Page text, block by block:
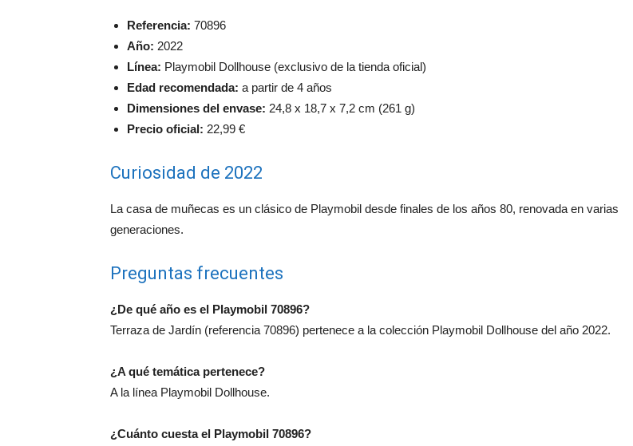
Referencia: 70896
Año: 2022
Línea: Playmobil Dollhouse (exclusivo de la tienda oficial)
Edad recomendada: a partir de 4 años
Dimensiones del envase: 24,8 x 18,7 x 7,2 cm (261 g)
Precio oficial: 22,99 €
Curiosidad de 2022
La casa de muñecas es un clásico de Playmobil desde finales de los años 80, renovada en varias
generaciones.
Preguntas frecuentes
¿De qué año es el Playmobil 70896?
Terraza de Jardín (referencia 70896) pertenece a la colección Playmobil Dollhouse del año 2022.
¿A qué temática pertenece?
A la línea Playmobil Dollhouse.
¿Cuánto cuesta el Playmobil 70896?